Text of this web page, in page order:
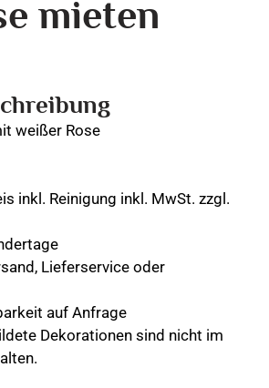
mieten
weißer Rose
inkl. Reinigung inkl. MwSt. zzgl.
Lieferservice oder
auf Anfrage
Dekorationen sind nicht im